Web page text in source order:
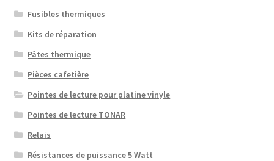
Fusibles thermiques
Kits de réparation
Pâtes thermique
Pièces cafetière
Pointes de lecture pour platine vinyle
Pointes de lecture TONAR
Relais
Résistances de puissance 5 Watt